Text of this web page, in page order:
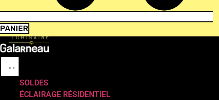
PANIER
SOLDES
ÉCLAIRAGE RÉSIDENTIEL